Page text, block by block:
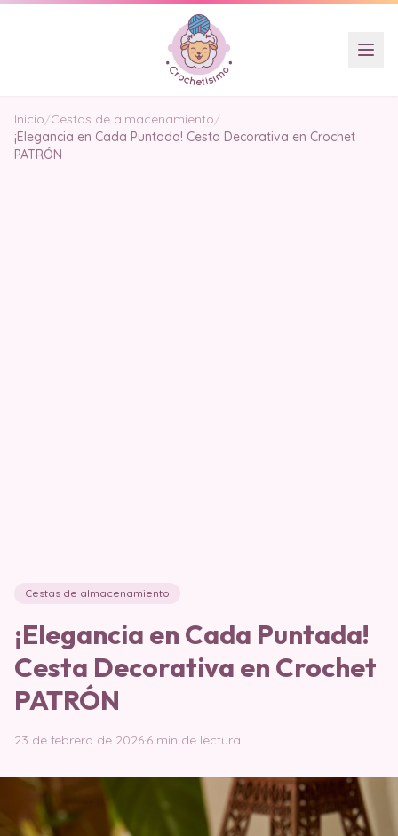
Inicio/Cestas de almacenamiento/
¡Elegancia en Cada Puntada! Cesta Decorativa en Crochet
PATRÓN
Cestas de almacenamiento
¡Elegancia en Cada Puntada!
Cesta Decorativa en Crochet
PATRÓN
23 de febrero de 2026·6 min de lectura